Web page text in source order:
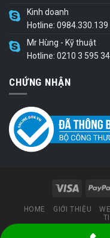
Kinh doanh
Hotline: 0984.330.139
Mr Hùng - Kỹ thuật
Hotline: 0210 3 595
CHỨNG NHẬN
HOME GIỚI THIỆU